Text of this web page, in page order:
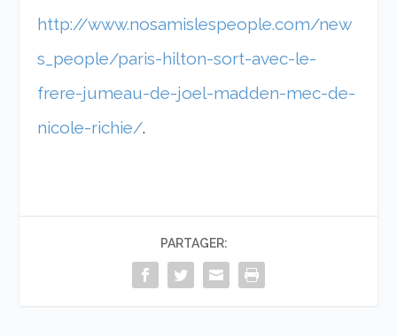
http://www.nosamislespeople.com/new
s_people/paris-hilton-sort-avec-le-
frere-jumeau-de-joel-madden-mec-de-
nicole-richie/.
PARTAGER: